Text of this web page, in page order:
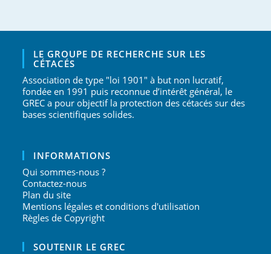
LE GROUPE DE RECHERCHE SUR LES
CÉTACÉS
Association de type "loi 1901" à but non lucratif,
fondée en 1991 puis reconnue d’intérêt général, le
GREC a pour objectif la protection des cétacés sur des
bases scientifiques solides.
INFORMATIONS
Qui sommes-nous ?
Contactez-nous
Plan du site
Mentions légales et conditions d'utilisation
Règles de Copyright
SOUTENIR LE GREC